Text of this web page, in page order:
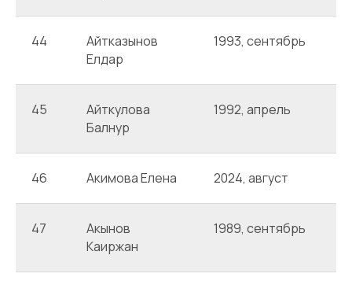
44
Айтказынов
Елдар
1993, сентябрь
45
Айткулова
Балнур
1992, апрель
46 Акимова Елена 2024, август
47
Акынов
Каиржан
1989, сентябрь